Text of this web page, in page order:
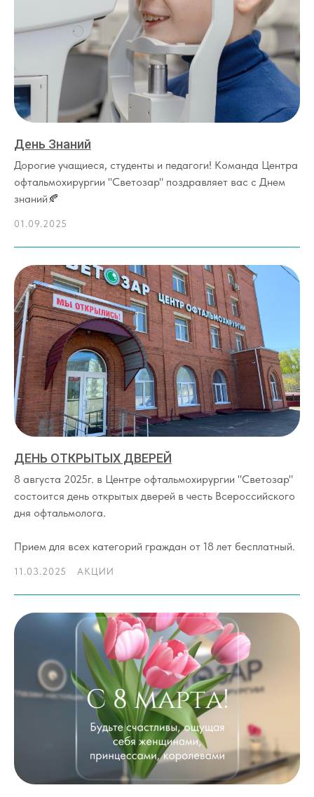
День Знаний
Дорогие учащиеся, студенты и педагоги! Команда Центра
офтальмохирургии "Светозар" поздравляет вас с Днем
знаний🍂
01.09.2025
ДЕНЬ ОТКРЫТЫХ ДВЕРЕЙ
8 августа 2025г. в Центре офтальмохирургии "Светозар"
состоится день открытых дверей в честь Всероссийского
дня офтальмолога.
Прием для всех категорий граждан от 18 лет бесплатный.
11.03.2025 АКЦИИ